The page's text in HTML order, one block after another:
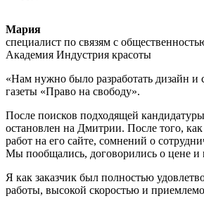
Мария
специалист по связям с
Академия Индустрия красоты
«Нам нужно было разработать дизайн и
газеты «Право на свободу».
После поисков подходящей
остановлен на Дмитрии. После того,
работ на его сайте, сомнений о
Мы пообщались, договорились о цене и
Я как заказчик был полностью
работы, высокой скоростью и